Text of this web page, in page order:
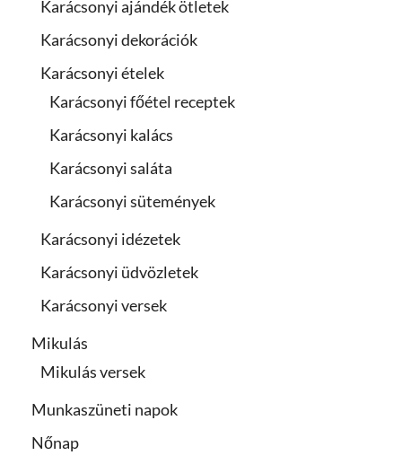
Karácsonyi ajándék ötletek
Karácsonyi dekorációk
Karácsonyi ételek
Karácsonyi főétel receptek
Karácsonyi kalács
Karácsonyi saláta
Karácsonyi sütemények
Karácsonyi idézetek
Karácsonyi üdvözletek
Karácsonyi versek
Mikulás
Mikulás versek
Munkaszüneti napok
Nőnap